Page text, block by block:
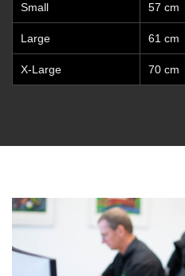
Small 57 cm
Large 61 cm
X-Large 70 cm